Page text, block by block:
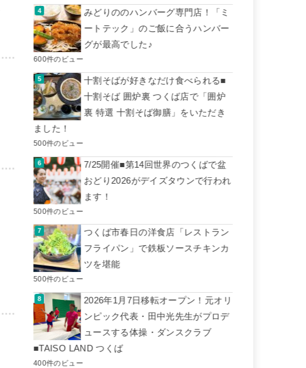
みどりののハンバーグ専門店！「ミ
ートテック」のご飯に合うハンバー
グが最高でした♪
600件のビュー
十割そばが好きなだけ食べられる■
十割そば 囲炉裏 つくば店で「囲炉
裏 特選 十割そば御膳」をいただき
ました！
500件のビュー
7/25開催■第14回世界のつくばで盆
おどり2026がデイズタウンで行われ
ます！
500件のビュー
つくば市春日の洋食店「レストラン
フライパン」で鉄板ソースチキンカ
ツを堪能
500件のビュー
2026年1月7日移転オープン！元オリ
ンピック代表・田中光先生がプロデ
ュースする体操・ダンスクラブ
■TAISO LAND つくば
400件のビュー